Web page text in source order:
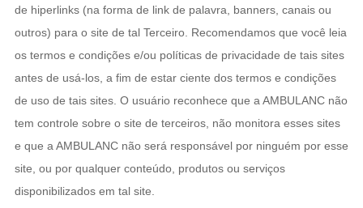
de hiperlinks (na forma de link de palavra, banners, canais ou
outros) para o site de tal Terceiro. Recomendamos que você leia
os termos e condições e/ou políticas de privacidade de tais sites
antes de usá-los, a fim de estar ciente dos termos e condições
de uso de tais sites. O usuário reconhece que a AMBULANC não
tem controle sobre o site de terceiros, não monitora esses sites
e que a AMBULANC não será responsável por ninguém por esse
site, ou por qualquer conteúdo, produtos ou serviços
disponibilizados em tal site.